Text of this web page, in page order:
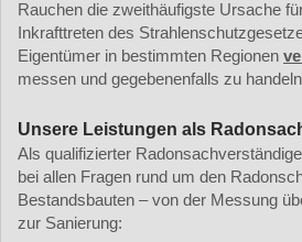
Rauchen die zweithäufigste Ursache
Inkrafttreten des
Eigentümer in bestimmten Regionen
messen und gegebenenfalls zu
Unsere Leistungen als
Als qualifizierter
bei allen Fragen rund um den
Bestandsbauten – von der Messung
zur Sanierung: